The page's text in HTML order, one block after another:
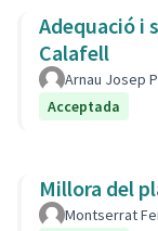
Adequació i
Calafell
Arnau Josep
Acceptada
Millora del
Montserrat